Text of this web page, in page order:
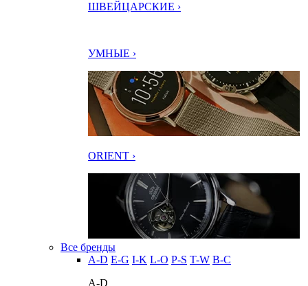
ШВЕЙЦАРСКИЕ ›
УМНЫЕ ›
ORIENT ›
Все бренды
A-D E-G I-K L-O P-S T-W В-С
A-D